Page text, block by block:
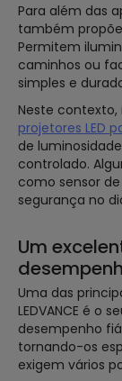
Para além das
também
Permitem
caminhos ou
simples e
Neste
projetores LED
de
controlado.
como sensor
segurança no
Um
Uma das
LEDVANCE é o
desempenho
tornando-os
exigem vários